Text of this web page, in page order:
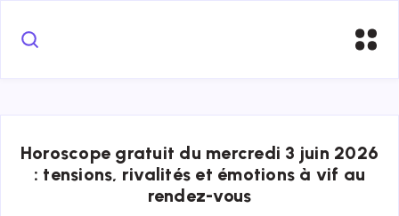
Horoscope gratuit du mercredi 3 juin 2026
: tensions, rivalités et émotions à vif au
rendez-vous